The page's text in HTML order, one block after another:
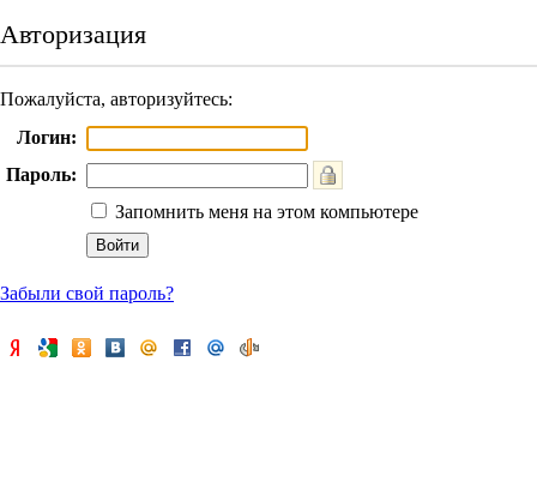
Авторизация
Пожалуйста, авторизуйтесь:
Логин:
Пароль:
Запомнить меня на этом компьютере
Забыли свой пароль?